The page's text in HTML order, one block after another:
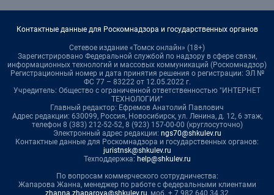
Контактные данные для Роскомнадзора и государственных органов
Сетевое издание «Томск онлайн» (18+)
Зарегистрировано Федеральной службой по надзору в сфере связи,
информационных технологий и массовых коммуникаций (Роскомнадзор)
Регистрационный номер и дата принятия решения о регистрации: ЭЛ №
ФС 77 – 83222 от 12.05.2022 г.
Учредитель: Общество с ограниченной ответственностью "ИНТЕРНЕТ
ТЕХНОЛОГИИ"
Главный редактор: Ефремов Анатолий Павлович
Адрес редакции: 630099, Россия, Новосибирск, ул. Ленина, д. 12, 6 этаж,
телефон 8 (383) 212-52-52, 8 (923) 157-00-00 (круглосуточно)
Электронный адрес редакции: ngs70@shkulev.ru
Контактные данные для Роскомнадзора и государственных органов:
juristnsk@shkulev.ru
Техподдержка: help@shkulev.ru
По вопросам коммерческого сотрудничества:
Жапарова Жанна, менеджер по работе с федеральными клиентами
zhanna.zhaparova@shkulev.ru, моб. + 7 982 640 34 32